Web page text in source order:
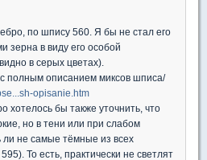
по шпису 560. Я бы не стал его
зерна в виду его особой
в серых цветах).
полным описанием миксов шписа/
opisanie.htm
хотелось бы также уточнить, что
но в тени или при слабом
не самые тёмные из всех
То есть, практически не светлят